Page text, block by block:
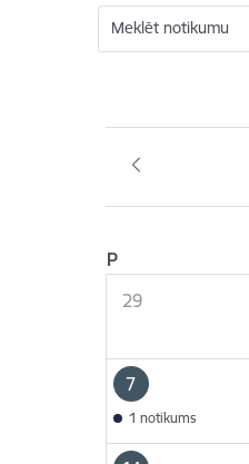
Meklēt notikumu
P
29
7
1 notikums